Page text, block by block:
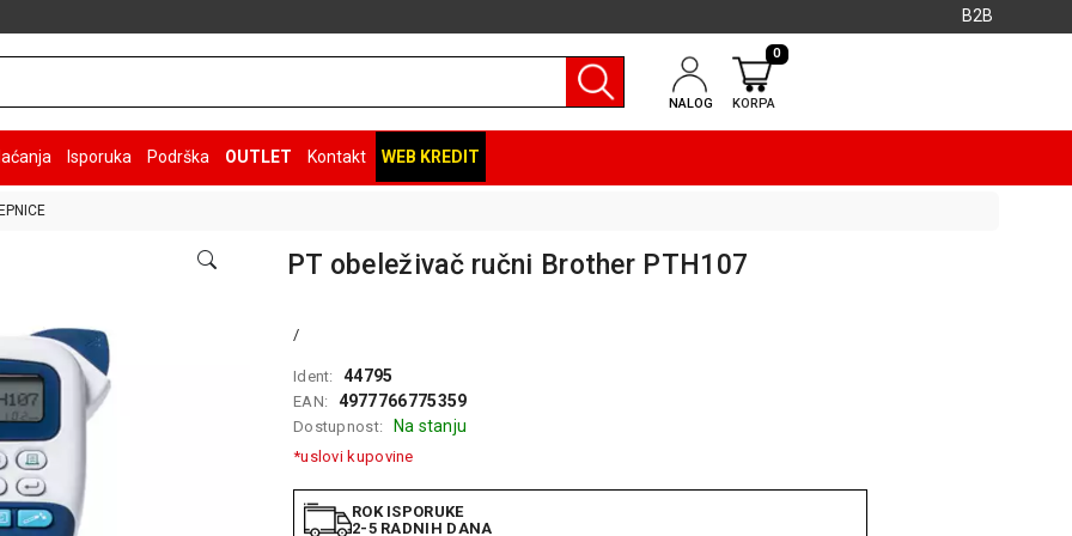
B2B
NALOG KORPA
0
Isporuka Podrška OUTLET Kontakt WEB KREDIT
PT obeleživač ručni Brother PTH107
/
Ident: 44795
EAN: 4977766775359
Dostupnost: Na stanju
*uslovi kupovine
ROK ISPORUKE
2-5 RADNIH DANA